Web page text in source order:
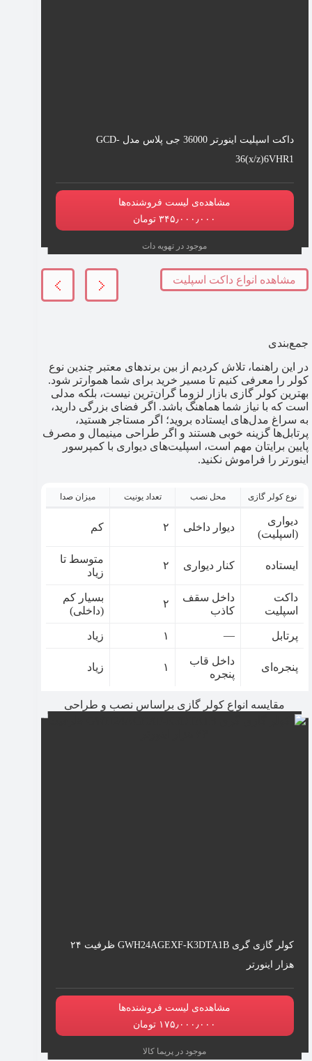
داکت اسپلیت اینورتر 36000 جی پلاس مدل GCD-
36(x/z)6VHR1
مشاهده‌ی لیست فروشنده‌ها
۳۴۵٫۰۰۰٫۰۰۰ تومان
موجود در تهویه دات
مشاهده انواع داکت اسپلیت
جمع‌‌بندی
در این راهنما، تلاش کردیم از بین برندهای معتبر چندین نوع
کولر را معرفی کنیم تا مسیر خرید برای شما هموارتر شود.
بهترین کولر گازی بازار لزوما گران‌ترین نیست، بلکه مدلی
است که با نیاز شما هماهنگ باشد. اگر فضای بزرگی دارید،
به سراغ مدل‌های ایستاده بروید؛ اگر مستاجر هستید،
پرتابل‌ها گزینه خوبی‌ هستند و اگر طراحی مینیمال و مصرف
پایین برایتان مهم است، اسپلیت‌های دیواری با کمپرسور
اینورتر را فراموش نکنید.
نوع کولر گازی محل نصب تعداد یونیت میزان صدا
دیواری
(اسپلیت)
دیوار داخلی ۲ کم
ایستاده کنار دیواری ۲
متوسط تا
زیاد
داکت
اسپلیت
داخل سقف
کاذب
۲
بسیار کم
(داخلی)
پرتابل — ۱ زیاد
پنجره‌ای
داخل قاب
پنجره
۱ زیاد
مقایسه انواع کولر گازی براساس نصب و طراحی
کولر گازی گری GWH24AGEXF-K3DTA1B ظرفیت ۲۴
هزار اینورتر
مشاهده‌ی لیست فروشنده‌ها
۱۷۵٫۰۰۰٫۰۰۰ تومان
موجود در پریما کالا